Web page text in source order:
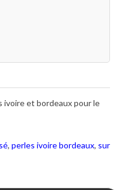
ivoire et bordeaux pour le
, perles ivoire bordeaux, sur